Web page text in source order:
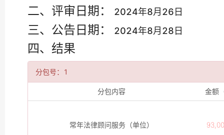
二、评审日期： 2024年8月26日
三、公告日期： 2024年8月28日
四、结果
分包号：1
分包内容 金额
常年法律顾问服务（单位）